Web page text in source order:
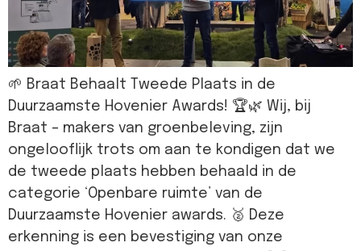
🌱 Braat Behaalt Tweede Plaats in de
Duurzaamste Hovenier Awards! 🏆🌿 Wij, bij
Braat – makers van groenbeleving, zijn
ongelooflijk trots om aan te kondigen dat we
de tweede plaats hebben behaald in de
categorie ‘Openbare ruimte’ van de
Duurzaamste Hovenier awards. 🥈 Deze
erkenning is een bevestiging van onze